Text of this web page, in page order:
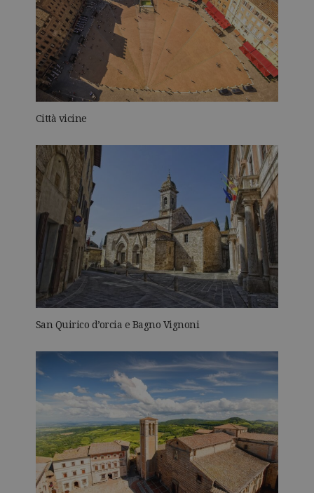
Città vicine
San Quirico d’orcia e Bagno Vignoni